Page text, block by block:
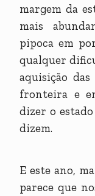
margem da
mais
pipoca em
qualquer
aquisição
fronteira e
dizer o
dizem.
E este ano,
parece que